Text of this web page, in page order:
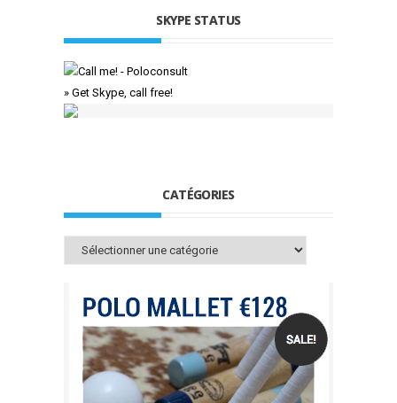
SKYPE STATUS
» Get Skype, call free!
CATÉGORIES
Catégories